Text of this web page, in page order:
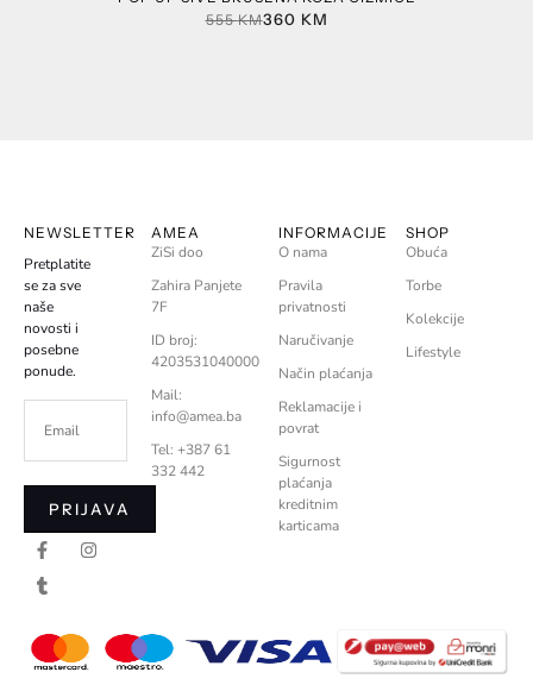
555KM360 KM
NEWSLETTER
Pretplatite
se za sve
naše
novosti i
posebne
ponude.
PRIJAVA
AMEA
ZiSi doo
Zahira Panjete
7F
ID broj:
4203531040000
Mail:
info@amea.ba
Tel: +387 61
332 442
INFORMACIJE
O nama
Pravila
privatnosti
Naručivanje
Način plaćanja
Reklamacije i
povrat
Sigurnost
plaćanja
kreditnim
karticama
SHOP
Obuća
Torbe
Kolekcije
Lifestyle